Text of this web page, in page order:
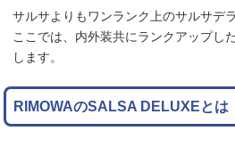
サルサよりもワンランク上のサルサデ
ここでは、内外装共にランクアップし
します。
RIMOWAのSALSA DELUXEとは